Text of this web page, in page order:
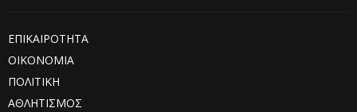
ΕΠΙΚΑΙΡΟΤΗΤΑ
ΟΙΚΟΝΟΜΙΑ
ΠΟΛΙΤΙΚΗ
ΑΘΛΗΤΙΣΜΟΣ